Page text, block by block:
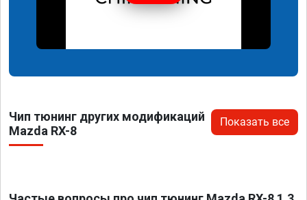
Чип тюнинг других модификаций
Mazda RX-8
Показать все